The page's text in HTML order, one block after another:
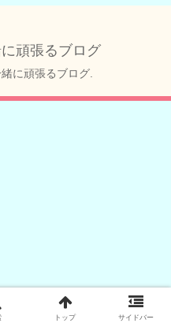
頑張るブログ
に頑張るブログ.
トップ サイドバー